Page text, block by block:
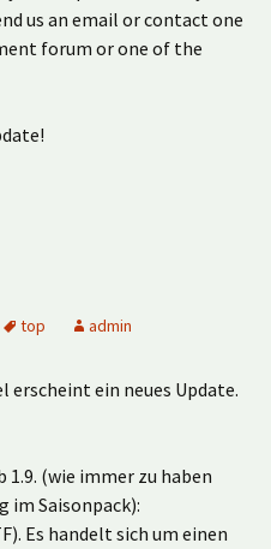
us an email or contact one
forum or one of the
top admin
erscheint ein neues Update.
(wie immer zu haben
im Saisonpack):
Es handelt sich um einen